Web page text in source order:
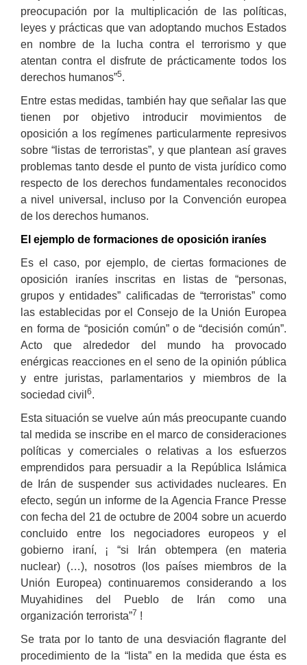
preocupación por la multiplicación de las políticas,
leyes y prácticas que van adoptando muchos Estados
en nombre de la lucha contra el terrorismo y que
atentan contra el disfrute de prácticamente todos los
derechos humanos”5.
Entre estas medidas, también hay que señalar las que
tienen por objetivo introducir movimientos de
oposición a los regímenes particularmente represivos
sobre “listas de terroristas”, y que plantean así graves
problemas tanto desde el punto de vista jurídico como
respecto de los derechos fundamentales reconocidos
a nivel universal, incluso por la Convención europea
de los derechos humanos.
El ejemplo de formaciones de oposición iraníes
Es el caso, por ejemplo, de ciertas formaciones de
oposición iraníes inscritas en listas de “personas,
grupos y entidades” calificadas de “terroristas” como
las establecidas por el Consejo de la Unión Europea
en forma de “posición común” o de “decisión común”.
Acto que alrededor del mundo ha provocado
enérgicas reacciones en el seno de la opinión pública
y entre juristas, parlamentarios y miembros de la
sociedad civil 6.
Esta situación se vuelve aún más preocupante cuando
tal medida se inscribe en el marco de consideraciones
políticas y comerciales o relativas a los esfuerzos
emprendidos para persuadir a la República Islámica
de Irán de suspender sus actividades nucleares. En
efecto, según un informe de la Agencia France Presse
con fecha del 21 de octubre de 2004 sobre un acuerdo
concluido entre los negociadores europeos y el
gobierno iraní, ¡ “si Irán obtempera (en materia
nuclear) (…), nosotros (los países miembros de la
Unión Europea) continuaremos considerando a los
Muyahidines del Pueblo de Irán como una
organización terrorista”7 !
Se trata por lo tanto de una desviación flagrante del
procedimiento de la “lista” en la medida que ésta es